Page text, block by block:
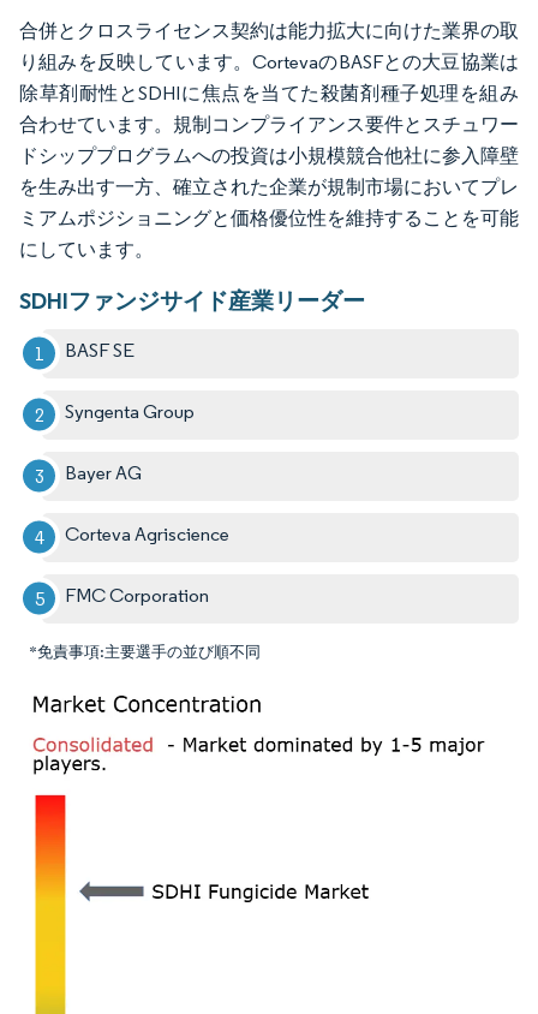
合併とクロスライセンス契約は能力拡大に向けた業界の取
り組みを反映しています。CortevaのBASFとの大豆協業は
除草剤耐性とSDHIに焦点を当てた殺菌剤種子処理を組み
合わせています。規制コンプライアンス要件とスチュワー
ドシッププログラムへの投資は小規模競合他社に参入障壁
を生み出す一方、確立された企業が規制市場においてプレ
ミアムポジショニングと価格優位性を維持することを可能
にしています。
SDHIファンジサイド産業リーダー
BASF SE
Syngenta Group
Bayer AG
Corteva Agriscience
FMC Corporation
*免責事項:主要選手の並び順不同